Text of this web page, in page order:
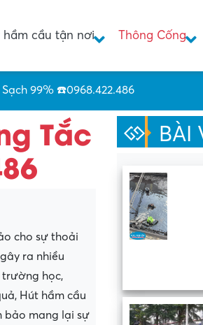
hầm cầu tận nơi Thông Cống
99% ☎️0968.422.486
Tắc
cho sự thoải
ra nhiều
trường học,
Hút hầm cầu
bảo mang lại sự
BÀI